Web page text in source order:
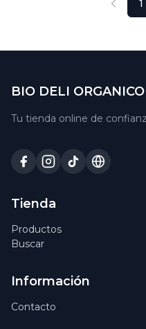
1
BIO DELI ORGANICO
Tu tienda online de
Tienda
Productos
Buscar
Información
Contacto